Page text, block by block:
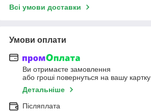
Всі умови доставки
Умови оплати
Ви отримаєте замовлення
або гроші повернуться на вашу картку
Детальніше
Післяплата